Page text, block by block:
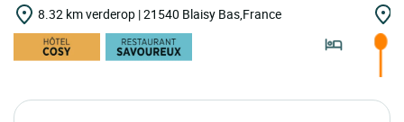
8.32 km verderop | 21540 Blaisy Bas,France